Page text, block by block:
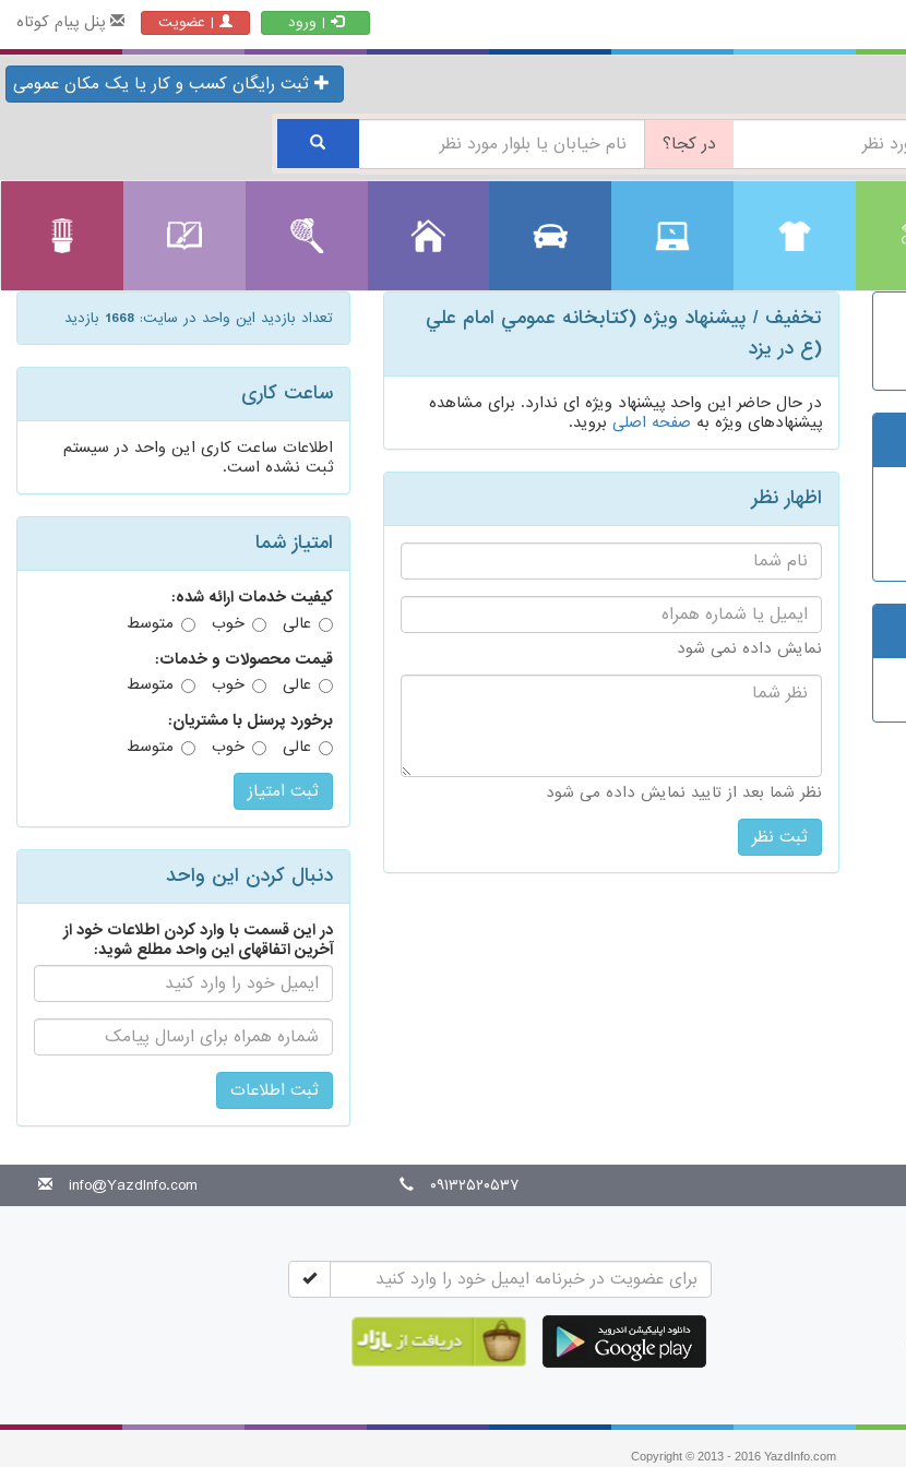
پنل پیام کوتاه
ثبت رایگان کسب و کار یا یک مکان عمومی
در کجا؟
تخفیف / پیشنهاد ویژه (كتابخانه عمومي امام علي
(ع در یزد
در حال حاضر این واحد پیشنهاد ویژه ای ندارد. برای مشاهده
پیشنهادهای ویژه به صفحه اصلی بروید.
اظهار نظر
نام
شما:
ایمیل
یا
شماره
همراه:
نمایش داده نمی شود
نظر
شما:
نظر شما بعد از تایید نمایش داده می شود
تعداد بازدید این واحد در سایت: 1668 بازدید
ساعت کاری
اطلاعات ساعت کاری این واحد در سیستم
ثبت نشده است.
امتیاز شما
کیفیت خدمات ارائه شده:
عالی
خوب
متوسط
قیمت محصولات و خدمات:
عالی
خوب
متوسط
برخورد پرسنل با مشتریان:
عالی
خوب متوسط
دنبال کردن این واحد
در این قسمت با وارد کردن اطلاعات خود از
آخرین اتفاقهای این واحد مطلع شوید:
ایمیل:
اطلاع
رسانی
از
طریق
پیامک:
۰۹۱۳۲۵۲۰۵۳۷ info@YazdInfo.com
Copyright © 2013 - 2016 YazdInfo.com